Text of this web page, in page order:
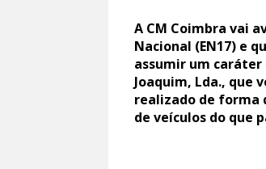
A CM Coimbra vai
Nacional (EN17) e
assumir um
Joaquim, Lda., que
realizado de forma
de veículos do que